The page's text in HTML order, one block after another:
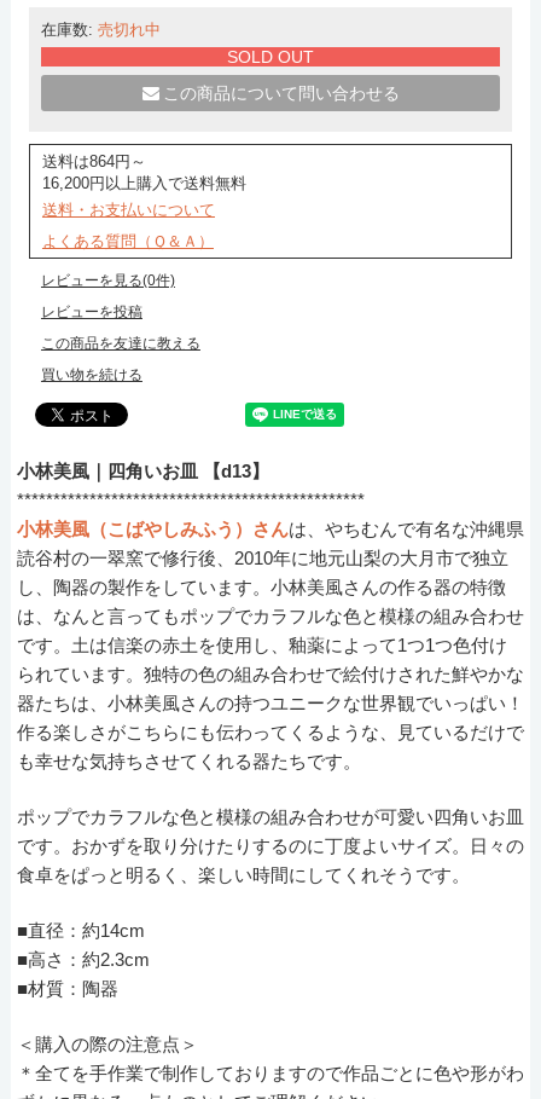
在庫数: 売切れ中
SOLD OUT
この商品について問い合わせる
送料は864円～
16,200円以上購入で送料無料
送料・お支払いについて
よくある質問（Ｑ＆Ａ）
レビューを見る(0件)
レビューを投稿
この商品を友達に教える
買い物を続ける
小林美風｜四角いお皿 【d13】
************************************************
小林美風（こばやしみふう）さんは、やちむんで有名な沖縄県
読谷村の一翠窯で修行後、2010年に地元山梨の大月市で独立
し、陶器の製作をしています。小林美風さんの作る器の特徴
は、なんと言ってもポップでカラフルな色と模様の組み合わせ
です。土は信楽の赤土を使用し、釉薬によって1つ1つ色付け
られています。独特の色の組み合わせで絵付けされた鮮やかな
器たちは、小林美風さんの持つユニークな世界観でいっぱい！
作る楽しさがこちらにも伝わってくるような、見ているだけで
も幸せな気持ちさせてくれる器たちです。
ポップでカラフルな色と模様の組み合わせが可愛い四角いお皿
です。おかずを取り分けたりするのに丁度よいサイズ。日々の
食卓をぱっと明るく、楽しい時間にしてくれそうです。
■直径：約14cm
■高さ：約2.3cm
■材質：陶器
＜購入の際の注意点＞
＊全てを手作業で制作しておりますので作品ごとに色や形がわ